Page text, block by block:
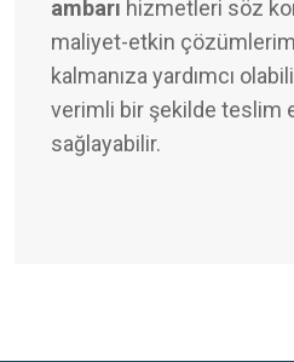
ambarı hizmetleri söz
maliyet-etkin
kalmanıza yardımcı
verimli bir şekilde teslim
sağlayabilir.